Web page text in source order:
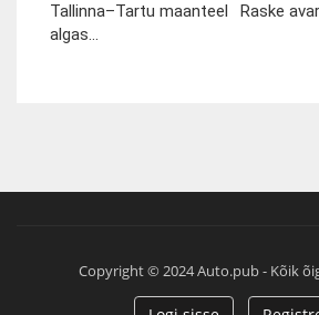
Tallinna–Tartu maanteel
algas...
Raske
Copyright © 2024 Auto.pub - Kõik